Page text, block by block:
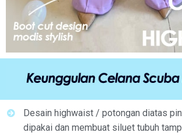
Desain highwaist / potongan diatas
dipakai dan membuat siluet tubuh